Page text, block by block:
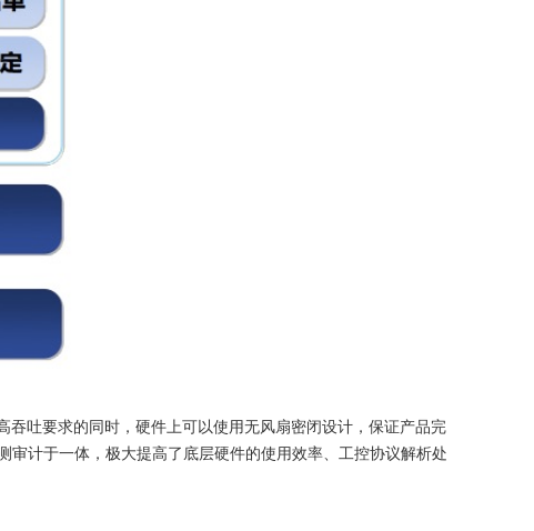
吐要求的同时，硬件上可以使用无风扇密闭设计，保证产品完
计于一体，极大提高了底层硬件的使用效率、工控协议解析处